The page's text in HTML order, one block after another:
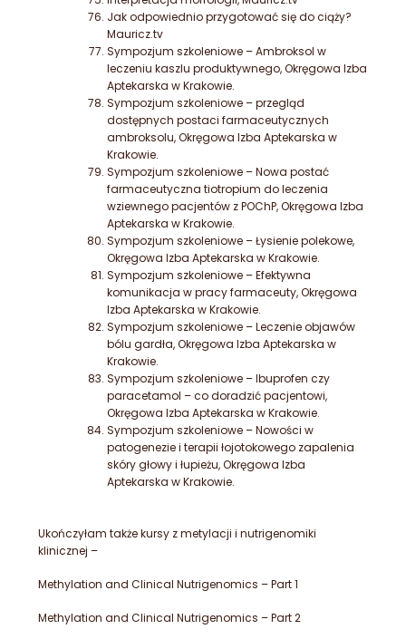
Jak odpowiednio przygotować się do ciąży?
Mauricz.tv
Sympozjum szkoleniowe – Ambroksol w
leczeniu kaszlu produktywnego,Okręgowa Izba
Aptekarska w Krakowie.
Sympozjum szkoleniowe – przegląd
dostępnych postaci farmaceutycznych
ambroksolu,Okręgowa Izba Aptekarska w
Krakowie.
Sympozjum szkoleniowe – Nowa postać
farmaceutyczna tiotropium do leczenia
wziewnego pacjentów z POChP, Okręgowa Izba
Aptekarska w Krakowie.
Sympozjum szkoleniowe – Łysienie polekowe,
Okręgowa Izba Aptekarska w Krakowie.
Sympozjum szkoleniowe – Efektywna
komunikacja w pracy farmaceuty, Okręgowa
Izba Aptekarska w Krakowie.
Sympozjum szkoleniowe – Leczenie objawów
bólu gardła, Okręgowa Izba Aptekarska w
Krakowie.
Sympozjum szkoleniowe – Ibuprofen czy
paracetamol – co doradzić pacjentowi,
Okręgowa Izba Aptekarska w Krakowie.
Sympozjum szkoleniowe – Nowości w
patogenezie i terapii łojotokowego zapalenia
skóry głowy i łupieżu, Okręgowa Izba
Aptekarska w Krakowie.
Ukończyłam także kursy z metylacji i nutrigenomiki
klinicznej –
Methylation and Clinical Nutrigenomics – Part 1
Methylation and Clinical Nutrigenomics – Part 2